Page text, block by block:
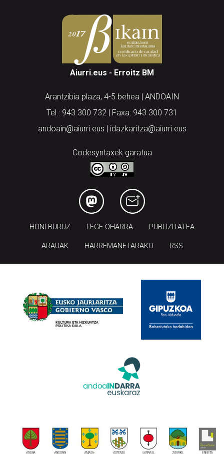
Aiurri.eus - Erroitz BM
Arantzibia plaza, 4-5 behea | ANDOAIN
Tel.: 943 300 732 | Faxa: 943 300 731
andoain@aiurri.eus | idazkaritza@aiurri.eus
Codesyntaxek garatua
HONI BURUZ LEGE OHARRA PUBLIZITATEA
ARAUAK HARREMANETARAKO RSS